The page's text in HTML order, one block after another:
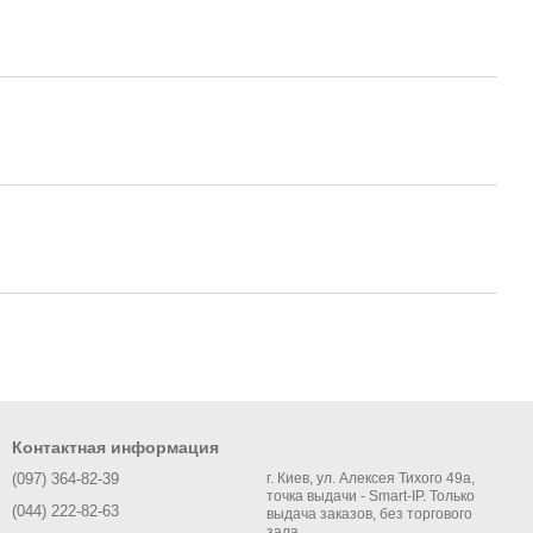
Контактная информация
(097) 364-82-39
(044) 222-82-63
г. Киев, ул. Алексея Тихого 49а,
точка выдачи - Smart-IP. Только
выдача заказов, без торгового